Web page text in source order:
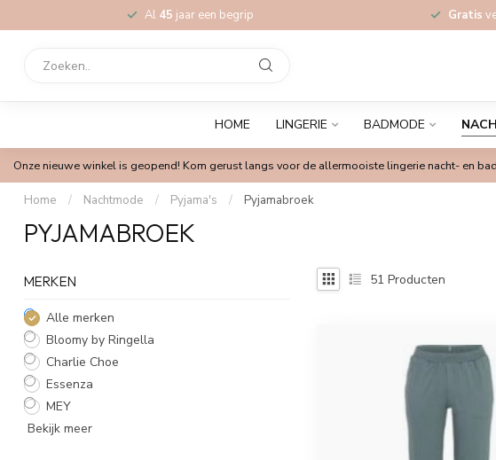
Al 45 jaar een begrip Gratis
HOME LINGERIE BADMODE
Onze nieuwe winkel is geopend! Kom gerust langs voor de allermooiste lingerie nacht- en
Home / Nachtmode / Pyjama's / Pyjamabroek
PYJAMABROEK
MERKEN
Alle merken
Bloomy by Ringella
Charlie Choe
Essenza
MEY
Bekijk meer
51 Producten